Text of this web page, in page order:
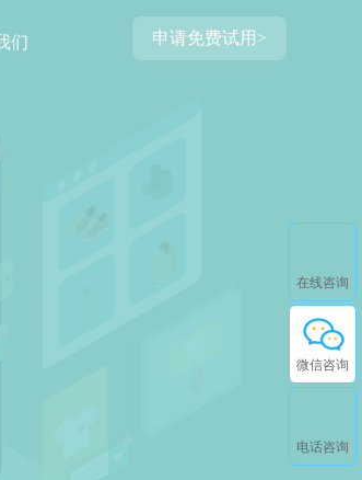
申请免费试用>
们
在线咨询
微信咨询
电话咨询